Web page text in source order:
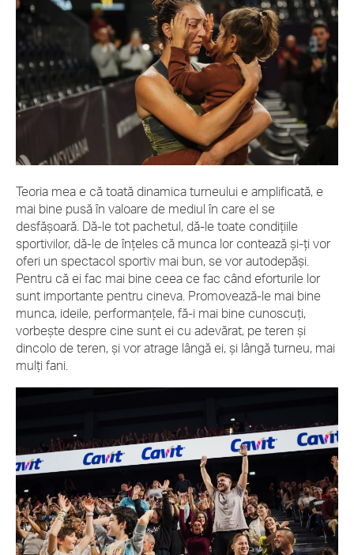
Teoria mea e că toată dinamica turneului e amplificată, e
mai bine pusă în valoare de mediul în care el se
desfășoară. Dă-le tot pachetul, dă-le toate condițiile
sportivilor, dă-le de înțeles că munca lor contează și-ți vor
oferi un spectacol sportiv mai bun, se vor autodepăși.
Pentru că ei fac mai bine ceea ce fac când eforturile lor
sunt importante pentru cineva. Promovează-le mai bine
munca, ideile, performanțele, fă-i mai bine cunoscuți,
vorbește despre cine sunt ei cu adevărat, pe teren și
dincolo de teren, și vor atrage lângă ei, și lângă turneu, mai
mulți fani.